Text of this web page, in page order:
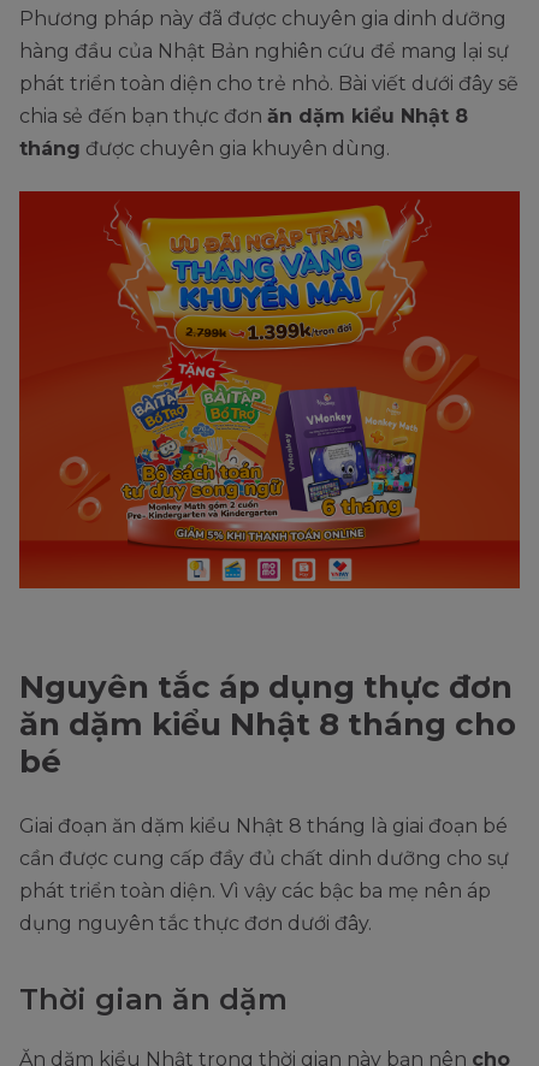
Phương pháp này đã được chuyên gia dinh dưỡng
hàng đầu của Nhật Bản nghiên cứu để mang lại sự
phát triển toàn diện cho trẻ nhỏ. Bài viết dưới đây sẽ
chia sẻ đến bạn thực đơn ăn dặm kiểu Nhật 8
tháng được chuyên gia khuyên dùng.
Nguyên tắc áp dụng thực đơn
ăn dặm kiểu Nhật 8 tháng cho
bé
Giai đoạn ăn dặm kiểu Nhật 8 tháng là giai đoạn bé
cần được cung cấp đầy đủ chất dinh dưỡng cho sự
phát triển toàn diện. Vì vậy các bậc ba mẹ nên áp
dụng nguyên tắc thực đơn dưới đây.
Thời gian ăn dặm
Ăn dặm kiểu Nhật trong thời gian này bạn nên cho